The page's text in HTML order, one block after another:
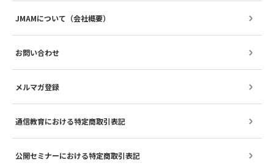
JMAMについて（会社概要）
お問い合わせ
メルマガ登録
通信教育における特定商取引表記
公開セミナーにおける特定商取引表記